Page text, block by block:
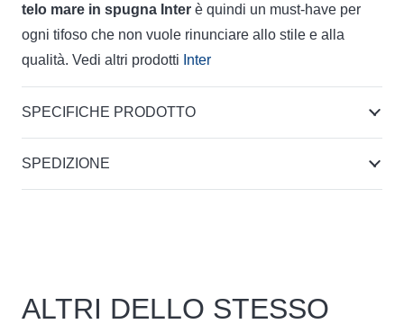
telo mare in spugna Inter è quindi un must-have per
ogni tifoso che non vuole rinunciare allo stile e alla
qualità. Vedi altri prodotti Inter
SPECIFICHE PRODOTTO
SPEDIZIONE
ALTRI DELLO STESSO